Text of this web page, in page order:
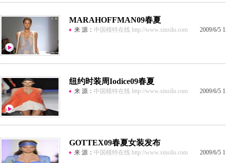
MARAHOFFMAN09春夏
来 源： 中国模特在线 http://www.xinsilu.com 2009/6/5
纽约时装周Iodice09春夏
来 源： 中国模特在线 http://www.xinsilu.com 2009/6/5
GOTTEX09春夏女装发布
来 源： 中国模特在线 http://www.xinsilu.com 2009/6/5